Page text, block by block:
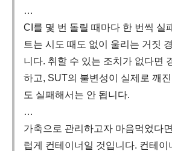
…
CI를 몇 번 돌릴 때마다 한 번씩 실
트는 시도 때도 없이 울리는 거짓
니다. 취할 수 있는 조치가 없다면
하고, SUT의 불변성이 실제로 깨
도 실패해서는 안 됩니다.
…
가축으로 관리하고자 마음먹었다
럽게 컨테이너일 것입니다. 컨테이